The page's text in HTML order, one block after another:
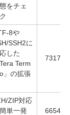
をチェ
8や
SSH2に
した
Tera Term
」の拡張
7317
ZIP対応
単一発
6654